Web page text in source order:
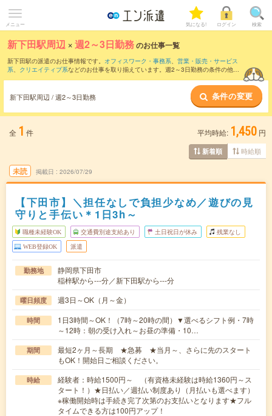
メニュー 気になる! ログイン 検索
新下田駅周辺 ×週2～3日勤務のお仕事一覧
新下田駅の派遣のお仕事情報です。 オフィスワーク・事務系、 営業・販売・サービス
系、 クリエイティブ系などのお仕事を取り揃えています。週2～3日勤務の条件の他
新下田駅周辺 / 週2～3日勤務 条件の変更
全 1 件 平均時給: 1,450 円
新着順 時給順
未読 掲載日 2026/07/29
【下田市】＼担任なしで負担少なめ／遊びの見
守りと手伝い＊1日3h～
職種未経験OK 交通費別途支給あり 土日祝日が休み 残業なし
WEB登録OK 派遣
勤務地
静岡県下田市
稲梓駅から---分／新下田駅から---分
曜日頻度 週3日～OK（月～金）
時間
1日3時間～OK！（7時～20時の間）▼選べるシフト例・7時
～12時：朝の受け入れ～お昼の準備・10…
期間
最短2ヶ月～長期 ★急募 ★当月～、さらに先のスタート
もOK！開始日ご相談ください。
時給
経験者：時給1500円～ （有資格未経験は時給1360円～ス
タート！）★日払い／週払い制度あり（月払いも選べます）
※稼働開始時は手続き完了次第のお支払いとなります★フル
タイムできる方は100円アップ！